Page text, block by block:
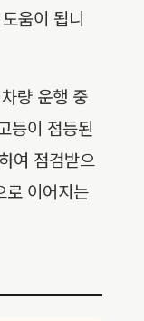
움이 됩니
차량 운행 중
등이 점등된
여 점검받으
로 이어지는